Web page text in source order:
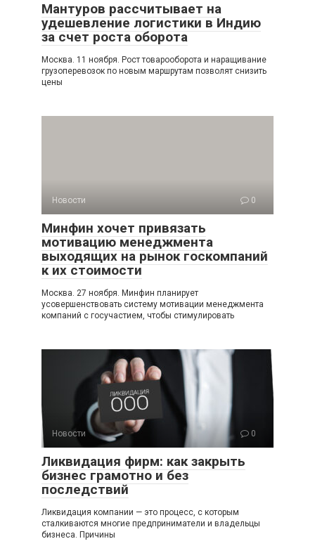
Мантуров рассчитывает на
удешевление логистики в Индию
за счет роста оборота
Москва. 11 ноября. Рост товарооборота и наращивание
грузоперевозок по новым маршрутам позволят снизить
цены
Новости 0
Минфин хочет привязать
мотивацию менеджмента
выходящих на рынок госкомпаний
к их стоимости
Москва. 27 ноября. Минфин планирует
усовершенствовать систему мотивации менеджмента
компаний с госучастием, чтобы стимулировать
Новости 0
Ликвидация фирм: как закрыть
бизнес грамотно и без
последствий
Ликвидация компании — это процесс, с которым
сталкиваются многие предприниматели и владельцы
бизнеса. Причины